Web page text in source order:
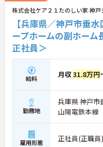
株式会社ケア２１たのしい家 神
【兵庫県／神戸市垂
ープホームの副ホーム
正社員＞
給料 月収31.8万円
勤務地
兵庫県 神戸
山陽電鉄本線
雇用形態 正社員(正職員)